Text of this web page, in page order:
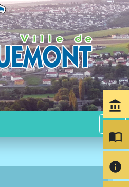
menu
account_balance
import_contacts
info